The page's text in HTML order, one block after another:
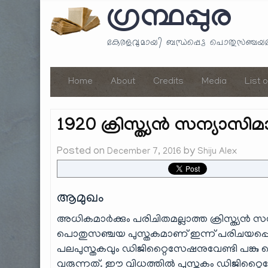
ഗ്രന്ഥപ്പുര
കേരളവുമായി ബന്ധപ്പെട്ട
Home About Credits Media List
1920 ക്രിസ്ത്യൻ
Posted on December 7, 2016 by Shiju Alex
ആമുഖം
അധികമാർക്കും പരിചിതമല്ലാത്ത
പൊതുസഞ്ചയ പുസ്തകമാണ് ഇന്ന്
പലപുസ്തകവും ഡിജിറ്റൈസേഷനുവേണ്ടി പങ്കു
വരുന്നത്. ഈ വിധത്തിൽ പുസ്തകം